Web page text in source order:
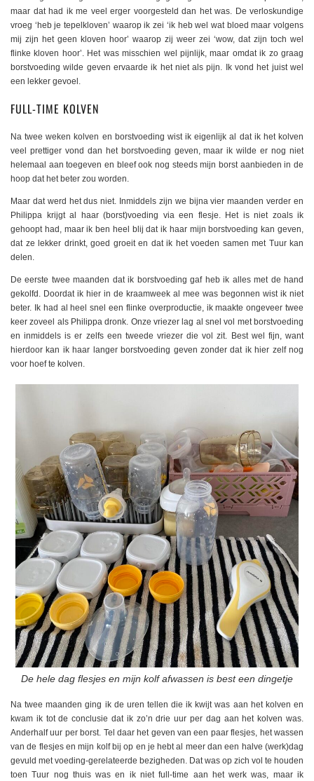
maar dat had ik me veel erger voorgesteld dan het was. De verloskundige
vroeg ‘heb je tepelkloven’ waarop ik zei ‘ik heb wel wat bloed maar volgens
mij zijn het geen kloven hoor’ waarop zij weer zei ‘wow, dat zijn toch wel
flinke kloven hoor’. Het was misschien wel pijnlijk, maar omdat ik zo graag
borstvoeding wilde geven ervaarde ik het niet als pijn. Ik vond het juist wel
een lekker gevoel.
FULL-TIME KOLVEN
Na twee weken kolven en borstvoeding wist ik eigenlijk al dat ik het kolven
veel prettiger vond dan het borstvoeding geven, maar ik wilde er nog niet
helemaal aan toegeven en bleef ook nog steeds mijn borst aanbieden in de
hoop dat het beter zou worden.
Maar dat werd het dus niet. Inmiddels zijn we bijna vier maanden verder en
Philippa krijgt al haar (borst)voeding via een flesje. Het is niet zoals ik
gehoopt had, maar ik ben heel blij dat ik haar mijn borstvoeding kan geven,
dat ze lekker drinkt, goed groeit en dat ik het voeden samen met Tuur kan
delen.
De eerste twee maanden dat ik borstvoeding gaf heb ik alles met de hand
gekolfd. Doordat ik hier in de kraamweek al mee was begonnen wist ik niet
beter. Ik had al heel snel een flinke overproductie, ik maakte ongeveer twee
keer zoveel als Philippa dronk. Onze vriezer lag al snel vol met borstvoeding
en inmiddels is er zelfs een tweede vriezer die vol zit. Best wel fijn, want
hierdoor kan ik haar langer borstvoeding geven zonder dat ik hier zelf nog
voor hoef te kolven.
De hele dag flesjes en mijn kolf afwassen is best een dingetje
Na twee maanden ging ik de uren tellen die ik kwijt was aan het kolven en
kwam ik tot de conclusie dat ik zo’n drie uur per dag aan het kolven was.
Anderhalf uur per borst. Tel daar het geven van een paar flesjes, het wassen
van de flesjes en mijn kolf bij op en je hebt al meer dan een halve (werk)dag
gevuld met voeding-gerelateerde bezigheden. Dat was op zich vol te houden
toen Tuur nog thuis was en ik niet full-time aan het werk was, maar ik